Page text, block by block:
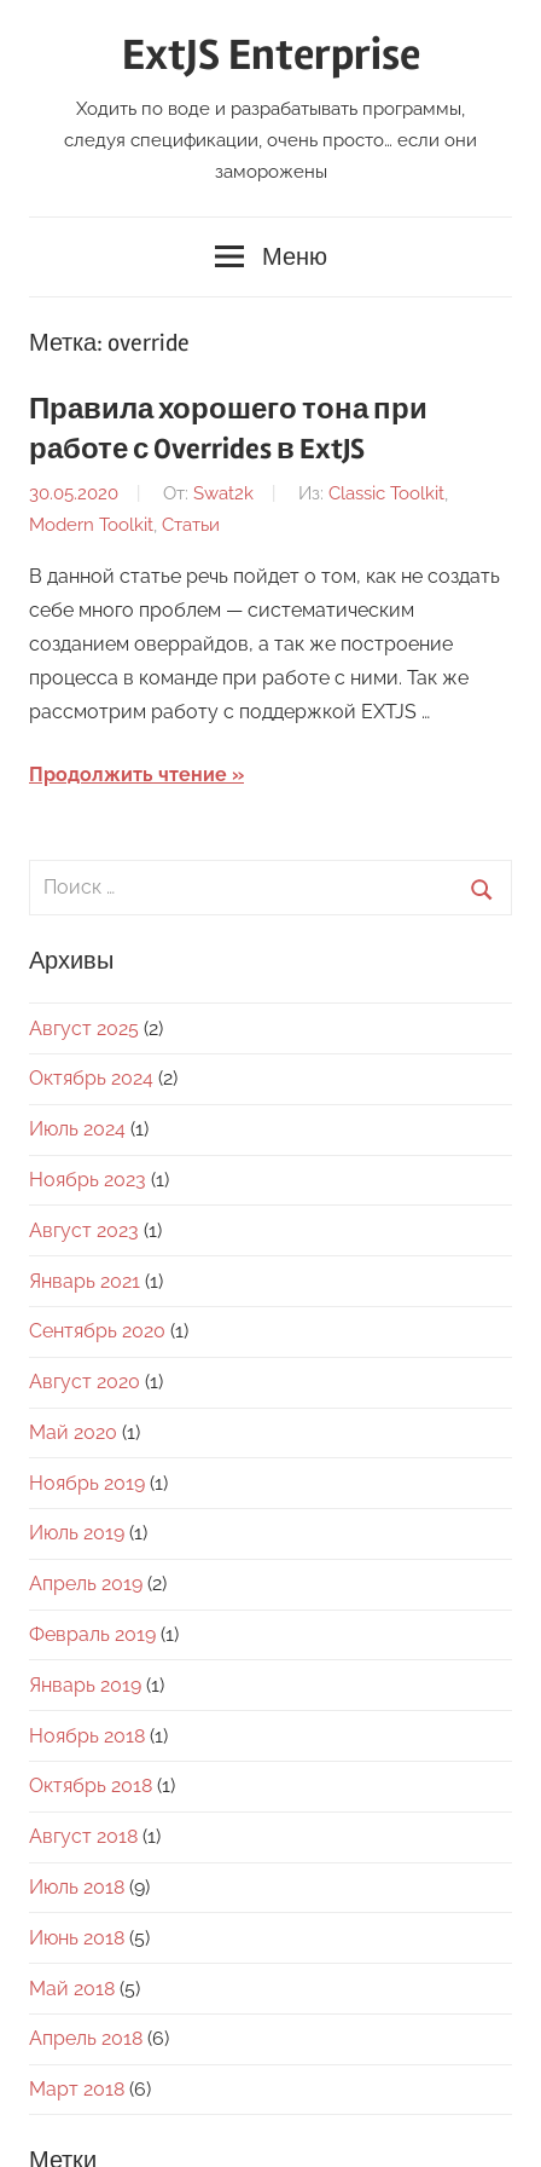
ExtJS Enterprise
Ходить по воде и разрабатывать программы,
следуя спецификации, очень просто… если они
заморожены
Меню
Метка: override
Правила хорошего тона при
работе с Overrides в ExtJS
30.05.2020 От: Swat2k Из: Classic Toolkit,
Modern Toolkit, Статьи
В данной статье речь пойдет о том, как не создать
себе много проблем — систематическим
созданием оверрайдов, а так же построение
процесса в команде при работе с ними. Так же
рассмотрим работу с поддержкой EXTJS …
Продолжить чтение
Поиск
Архивы
Август 2025 (2)
Октябрь 2024 (2)
Июль 2024 (1)
Ноябрь 2023 (1)
Август 2023 (1)
Январь 2021 (1)
Сентябрь 2020 (1)
Август 2020 (1)
Май 2020 (1)
Ноябрь 2019 (1)
Июль 2019 (1)
Апрель 2019 (2)
Февраль 2019 (1)
Январь 2019 (1)
Ноябрь 2018 (1)
Октябрь 2018 (1)
Август 2018 (1)
Июль 2018 (9)
Июнь 2018 (5)
Май 2018 (5)
Апрель 2018 (6)
Март 2018 (6)
Метки